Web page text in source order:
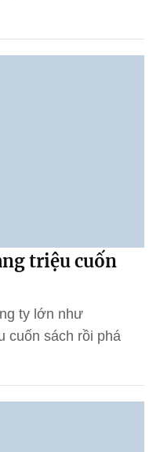
triệu cuốn
ty lớn như
cuốn sách rồi phá